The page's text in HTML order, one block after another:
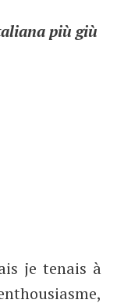
più giù
je tenais à